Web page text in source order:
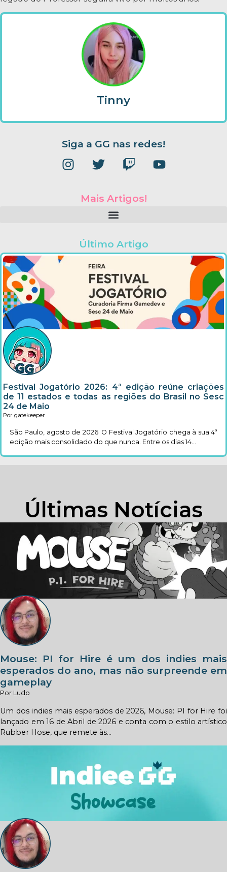
Tinny
Siga a GG nas redes!
Mais Artigos!
Último Artigo
Festival Jogatório 2026: 4ª edição reúne criações
de 11 estados e todas as regiões do Brasil no Sesc
24 de Maio
Por gatekeeper
São Paulo, agosto de 2026 O Festival Jogatório chega à sua 4ª
edição mais consolidado do que nunca. Entre os dias 14...
Últimas Notícias
Mouse: PI for Hire é um dos indies mais
esperados do ano, mas não surpreende em
gameplay
Por Ludo
Um dos indies mais esperados de 2026, Mouse: PI for Hire foi
lançado em 16 de Abril de 2026 e conta com o estilo artístico
Rubber Hose, que remete às...